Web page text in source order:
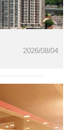
2026/08/04